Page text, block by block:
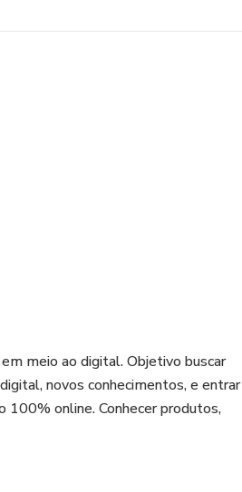
meio ao digital. Objetivo buscar
novos conhecimentos, e entrar
100% online. Conhecer produtos,